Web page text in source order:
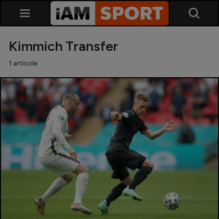
SuperLiga
Liga 2
Cupa României
Echipa Națională
U21
Kimmich Transfer
1 articole